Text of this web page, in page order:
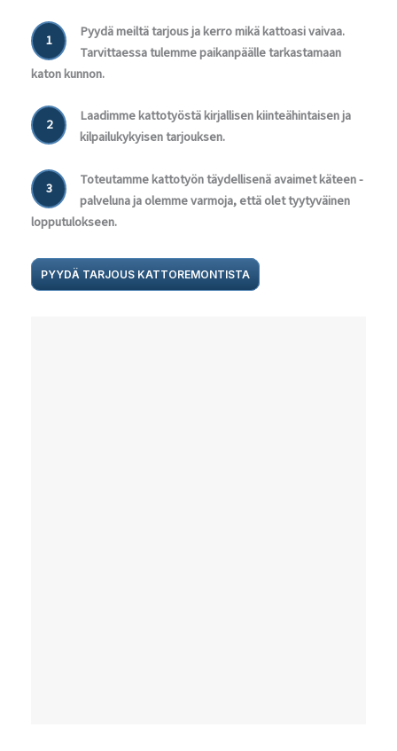
1
Pyydä meiltä tarjous ja kerro mikä kattoasi vaivaa.
Tarvittaessa tulemme paikanpäälle tarkastamaan
katon kunnon.
2
Laadimme kattotyöstä kirjallisen kiinteähintaisen ja
kilpailukykyisen tarjouksen.
3
Toteutamme kattotyön täydellisenä avaimet käteen -
palveluna ja olemme varmoja, että olet tyytyväinen
lopputulokseen.
PYYDÄ TARJOUS KATTOREMONTISTA